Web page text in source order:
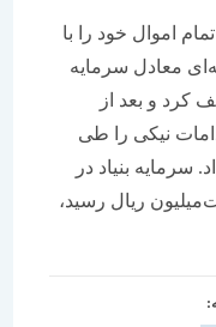
اسفند سال‌۱۳۴۲ تمام اموال خود را با
سرمایه
بعد از
را طی
داد. سرمایه بنیاد در
ریال رسید،